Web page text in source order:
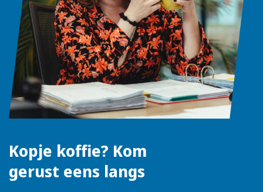
Kopje koffie? Kom
gerust eens langs